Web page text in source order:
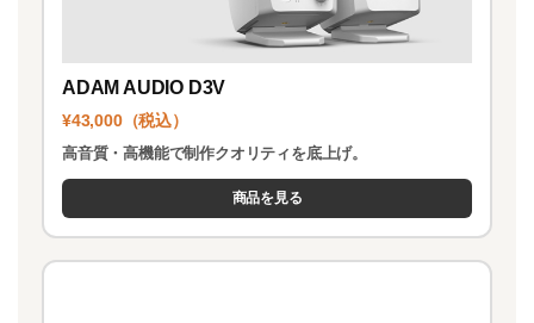
ADAM AUDIO D3V
¥43,000（税込）
高音質・高機能で制作クオリティを底上げ。
商品を見る